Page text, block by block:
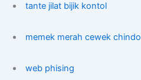
tante jilat bijik kontol
memek merah cewek chindo
web phising